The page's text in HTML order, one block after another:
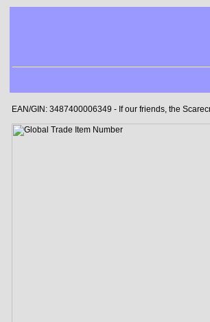
EAN/GIN: 3487400006349 - If our friends, the